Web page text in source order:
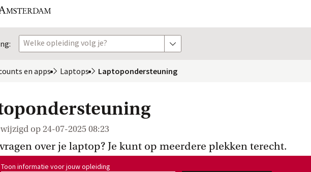
Welke opleiding volg je? toon opties
en apps Laptops Laptopondersteuning
op24-07-2025 08:23
over je laptop? Je kunt op meerdere plekken terecht.
voor opleiding:
Toon informatie voor jouw opleiding